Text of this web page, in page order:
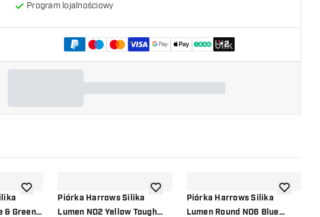
Program lojalnościowy
+2
& Green
dodaj do listy życzeń
Piórka Harrows Silika
Lumen NO2 Yellow Tough
dodaj do listy życzeń
Piórka Harrows Silika
Lumen Round NO6 Blue
dodaj do